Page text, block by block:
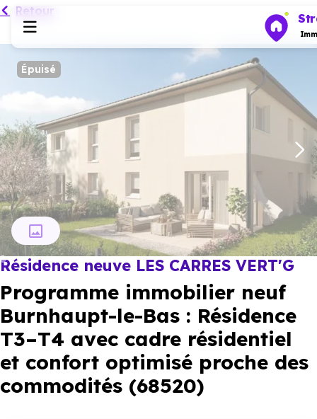
Habiter
Investir
Actualités
Ressources
Financer
Retour
Épuisé
Résidence neuve LES CARRES VERT'G
Programme immobilier neuf
Burnhaupt-le-Bas : Résidence
T3–T4 avec cadre résidentiel
et confort optimisé proche des
commodités (68520)